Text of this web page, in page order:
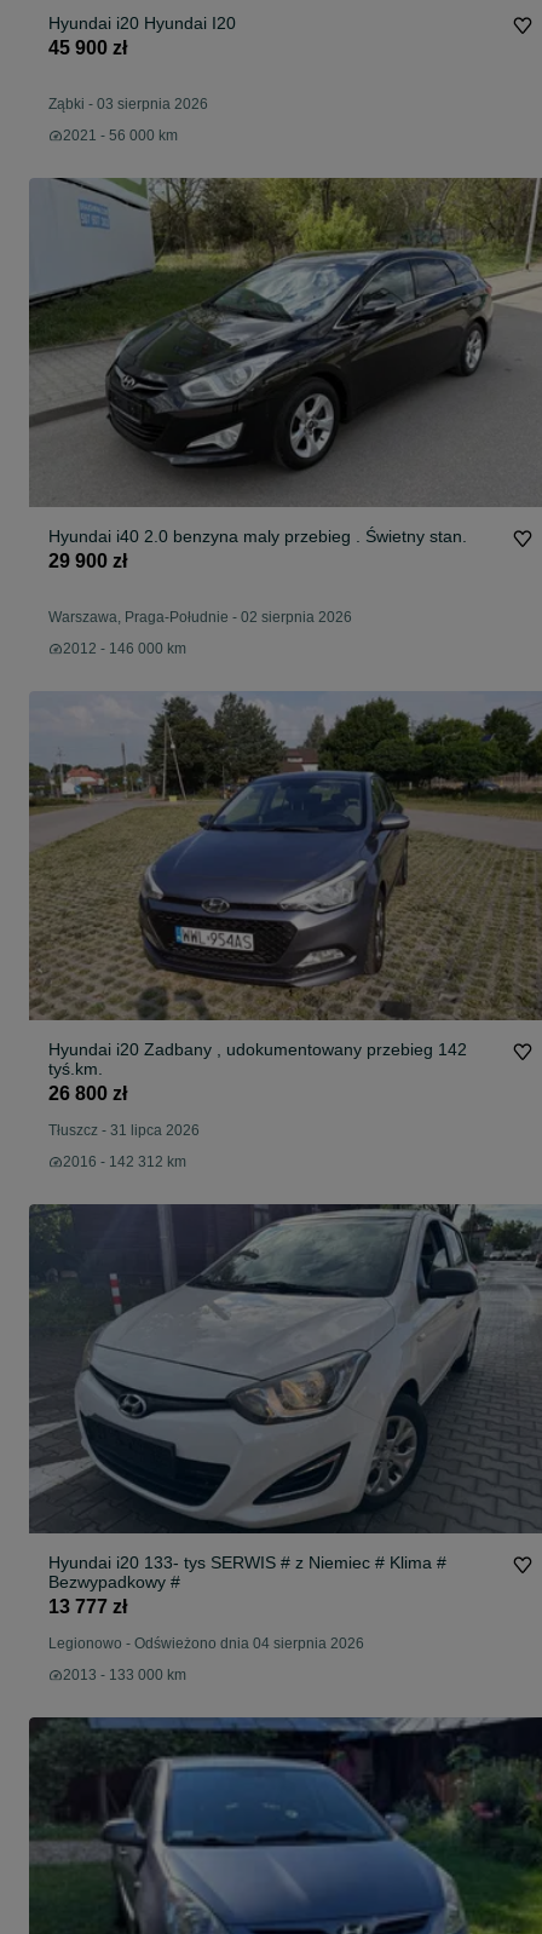
Hyundai i20 Hyundai I20
45 900 zł
Ząbki - 03 sierpnia 2026
2021 - 56 000 km
Hyundai i40 2.0 benzyna maly przebieg . Świetny stan.
29 900 zł
Warszawa, Praga-Południe - 02 sierpnia 2026
2012 - 146 000 km
Hyundai i20 Zadbany , udokumentowany przebieg 142
tyś.km.
26 800 zł
Tłuszcz - 31 lipca 2026
2016 - 142 312 km
Hyundai i20 133- tys SERWIS # z Niemiec # Klima #
Bezwypadkowy #
13 777 zł
Legionowo - Odświeżono dnia 04 sierpnia 2026
2013 - 133 000 km